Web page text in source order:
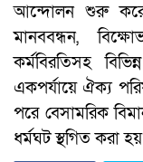
আন্দোলন শুরু করেন
মানববন্ধন,
কর্মবিরতিসহ
একপর্যায়ে ঐক্য
পরে বেসামরিক
ধর্মঘট স্থগিত করা